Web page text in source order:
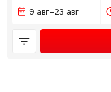
9 авг–23 авг